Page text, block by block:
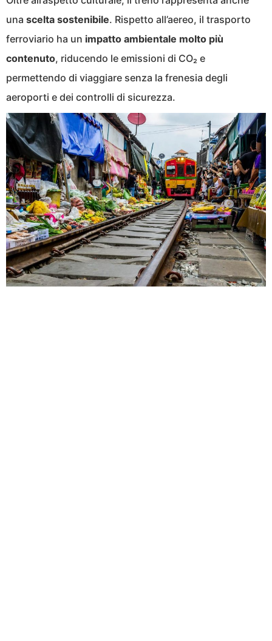
una scelta sostenibile. Rispetto all’aereo, il trasporto
ferroviario ha un impatto ambientale molto più
contenuto, riducendo le emissioni di CO₂ e
permettendo di viaggiare senza la frenesia degli
aeroporti e dei controlli di sicurezza.